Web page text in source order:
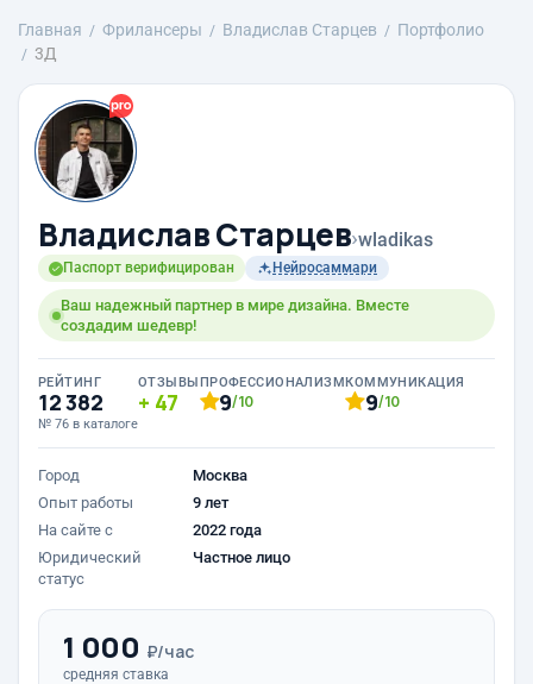
Главная Фрилансеры Владислав Старцев
Портфолио
3Д
Владислав Старцев›wladikas
Паспорт верифицирован Нейросаммари
Ваш надежный партнер в мире дизайна. Вместе
создадим шедевр!
РЕЙТИНГ
12 382
№ 76 в каталоге
ОТЗЫВЫ
47
ПРОФЕССИОНАЛИЗМ
9/10
КОММУНИКАЦИЯ
9/10
Город
Москва
Опыт работы
9 лет
На сайте с
2022 года
Юридический
статус
Частное лицо
1 000 ₽/час
средняя ставка